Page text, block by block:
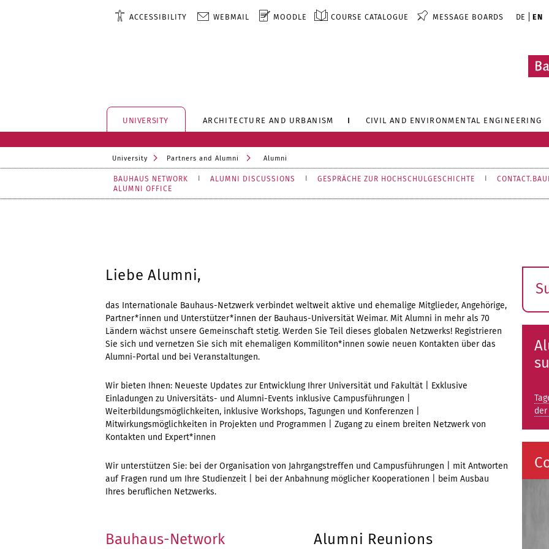
ACCESSIBILITY WEBMAIL MOODLE COURSE CATALOGUE MESSAGE BOARDS DE EN
UNIVERSITY ARCHITECTURE AND URBANISM CIVIL AND ENVIRONMENTAL ENGINEERING
University Partners and Alumni Alumni
BAUHAUS NETWORK ALUMNI DISCUSSIONS GESPRÄCHE ZUR HOCHSCHULGESCHICHTE
ALUMNI OFFICE
Liebe Alumni,
das Internationale Bauhaus-Netzwerk verbindet weltweit aktive und ehemalige Mitglieder, Angehörige,
Partner*innen und Unterstützer*innen der Bauhaus-Universität Weimar. Mit Alumni in mehr als 70
Ländern wächst unsere Gemeinschaft stetig. Werden Sie Teil dieses globalen Netzwerks! Registrieren
Sie sich und vernetzen Sie sich mit ehemaligen Kommiliton*innen sowie neuen Kontakten über das
Alumni-Portal und bei Veranstaltungen.
Wir bieten Ihnen: Neueste Updates zur Entwicklung Ihrer Universität und Fakultät | Exklusive
Einladungen zu Universitäts- und Alumni-Events inklusive Campusführungen |
Weiterbildungsmöglichkeiten, inklusive Workshops, Tagungen und Konferenzen |
Mitwirkungsmöglichkeiten in Projekten und Programmen | Zugang zu einem breiten Netzwerk von
Kontakten und Expert*innen
Wir unterstützen Sie: bei der Organisation von Jahrgangstreffen und Campusführungen | mit Antworten
auf Fragen rund um Ihre Studienzeit | bei der Anbahnung möglicher Kooperationen | beim Ausbau
Ihres beruflichen Netzwerks.
Bauhaus-Network Alumni Reunions